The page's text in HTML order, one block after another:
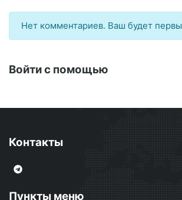
Нет комментариев. Ваш будет
Войти с помощью
Контакты
Пункты меню